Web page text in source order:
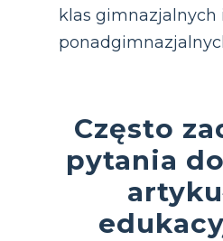
klas gimnazjalnych i
Często
pytania